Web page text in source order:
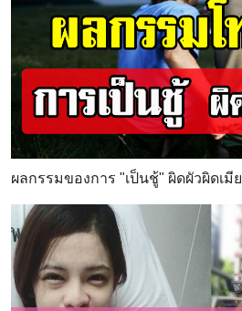
ผลกรรมของการ "เป็นชู้" ผิดผัวผิดเมีย